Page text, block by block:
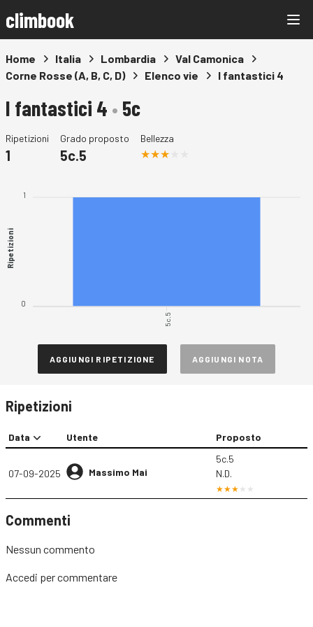
climbook
Home Italia Lombardia
Val Camonica
Corne Rosse (A, B, C, D)
Elenco vie I fantastici 4
I fantastici 4 • 5c
Ripetizioni
1
Grado proposto
5c.5
Bellezza
1
0
Ripetizioni
5c.5
AGGIUNGI RIPETIZIONE AGGIUNGI NOTA
Ripetizioni
Data Utente Proposto
07-09-2025 Massimo Mai
5c.5
N.D.
Commenti
Nessun commento
Accedi per commentare